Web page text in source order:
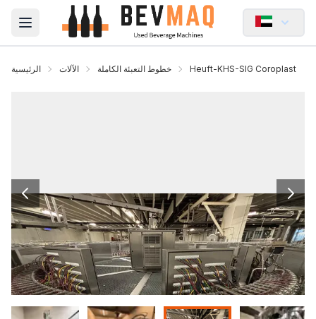
Open main menu
الرئيسية الآلات خطوط التعبئة الكاملة Heuft-KHS-SIG Coroplast